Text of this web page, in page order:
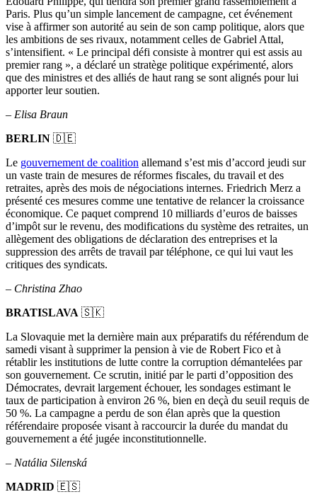
Paris. Plus qu’un simple lancement de campagne, cet événement
vise à affirmer son autorité au sein de son camp politique, alors que
les ambitions de ses rivaux, notamment celles de Gabriel Attal,
s’intensifient. « Le principal défi consiste à montrer qui est assis au
premier rang », a déclaré un stratège politique expérimenté, alors
que des ministres et des alliés de haut rang se sont alignés pour lui
apporter leur soutien.
– Elisa Braun
BERLIN 🇩🇪
Le gouvernement de coalition allemand s’est mis d’accord jeudi sur
un vaste train de mesures de réformes fiscales, du travail et des
retraites, après des mois de négociations internes. Friedrich Merz a
présenté ces mesures comme une tentative de relancer la croissance
économique. Ce paquet comprend 10 milliards d’euros de baisses
d’impôt sur le revenu, des modifications du système des retraites, un
allègement des obligations de déclaration des entreprises et la
suppression des arrêts de travail par téléphone, ce qui lui vaut les
critiques des syndicats.
– Christina Zhao
BRATISLAVA 🇸🇰
La Slovaquie met la dernière main aux préparatifs du référendum de
samedi visant à supprimer la pension à vie de Robert Fico et à
rétablir les institutions de lutte contre la corruption démantelées par
son gouvernement. Ce scrutin, initié par le parti d’opposition des
Démocrates, devrait largement échouer, les sondages estimant le
taux de participation à environ 26 %, bien en deçà du seuil requis de
50 %. La campagne a perdu de son élan après que la question
référendaire proposée visant à raccourcir la durée du mandat du
gouvernement a été jugée inconstitutionnelle.
– Natália Silenská
MADRID 🇪🇸